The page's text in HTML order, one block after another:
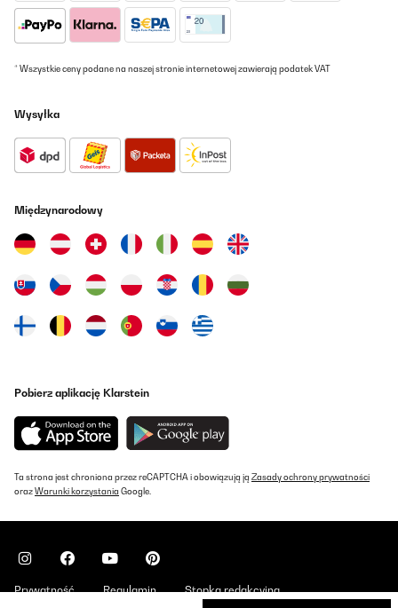
* Wszystkie ceny podane na naszej stronie internetowej zawierają podatek VAT
Wysyłka
Międzynarodowy
Pobierz aplikację Klarstein
Ta strona jest chroniona przez reCAPTCHA i obowiązują ją Zasady ochrony prywatności
orazWarunki korzystania Google.
Prywatność Regulamin Stopka redakcyjna